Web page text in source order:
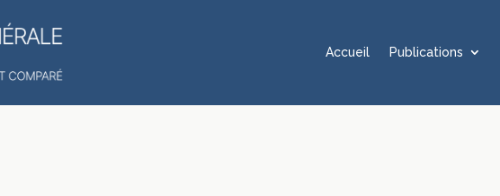
Accueil Publications